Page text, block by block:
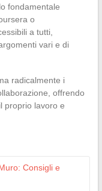
fondamentale
o
a tutti,
vari e di
radicalmente i
offrendo
proprio lavoro e
Consigli e